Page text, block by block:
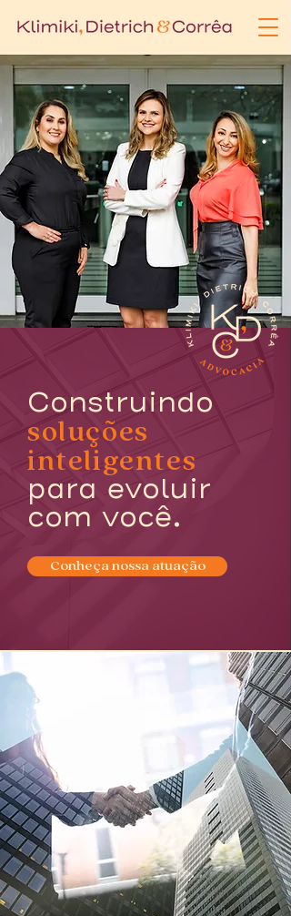
Construindo
soluções
inteligentes
para evoluir
com você.
Conheça nossa atuação